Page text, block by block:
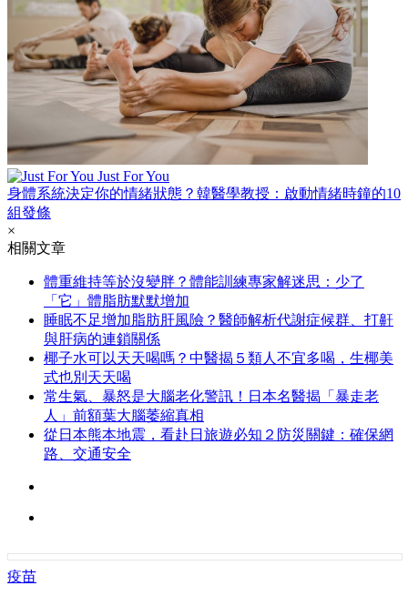
Just For You
身體系統決定你的情緒狀態？韓醫學教授：啟動情緒時鐘的10
組發條
×
相關文章
體重維持等於沒變胖？體能訓練專家解迷思：少了
「它」體脂肪默默增加
睡眠不足增加脂肪肝風險？醫師解析代謝症候群、打鼾
與肝病的連鎖關係
椰子水可以天天喝嗎？中醫揭５類人不宜多喝，生椰美
式也別天天喝
常生氣、暴怒是大腦老化警訊！日本名醫揭「暴走老
人」前額葉大腦萎縮真相
從日本熊本地震，看赴日旅遊必知２防災關鍵：確保網
路、交通安全
疫苗